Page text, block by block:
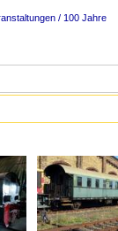
/ 100 Jahre